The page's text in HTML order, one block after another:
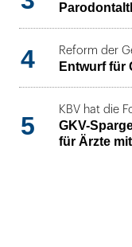
4 Reform der
Entwurf für
5
KBV hat die
GKV-
für Ärzte